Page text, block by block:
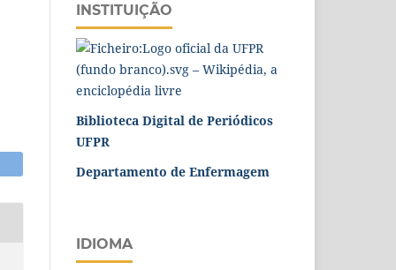
INSTITUIÇÃO
Biblioteca Digital de Periódicos
UFPR
Departamento de Enfermagem
IDIOMA